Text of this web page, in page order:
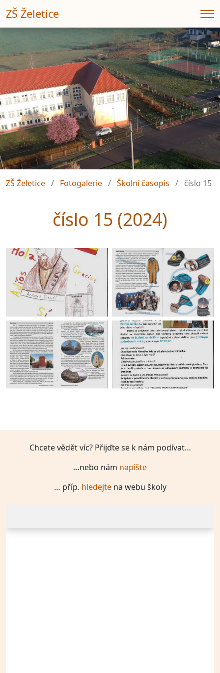
ZŠ Želetice
ZŠ Želetice Fotogalerie Školní časopis číslo 15
číslo 15 (2024)
Chcete vědět víc? Přijďte se k nám podívat…
…nebo nám napište
… příp. hledejtena webu školy